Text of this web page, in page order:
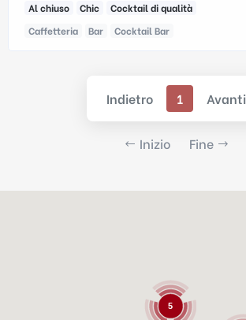
Al chiuso Chic
Cocktail di qualità
Caffetteria
Bar Cocktail Bar
Indietro 1 Avanti
Inizio Fine
5